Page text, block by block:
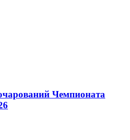
Чемпионата